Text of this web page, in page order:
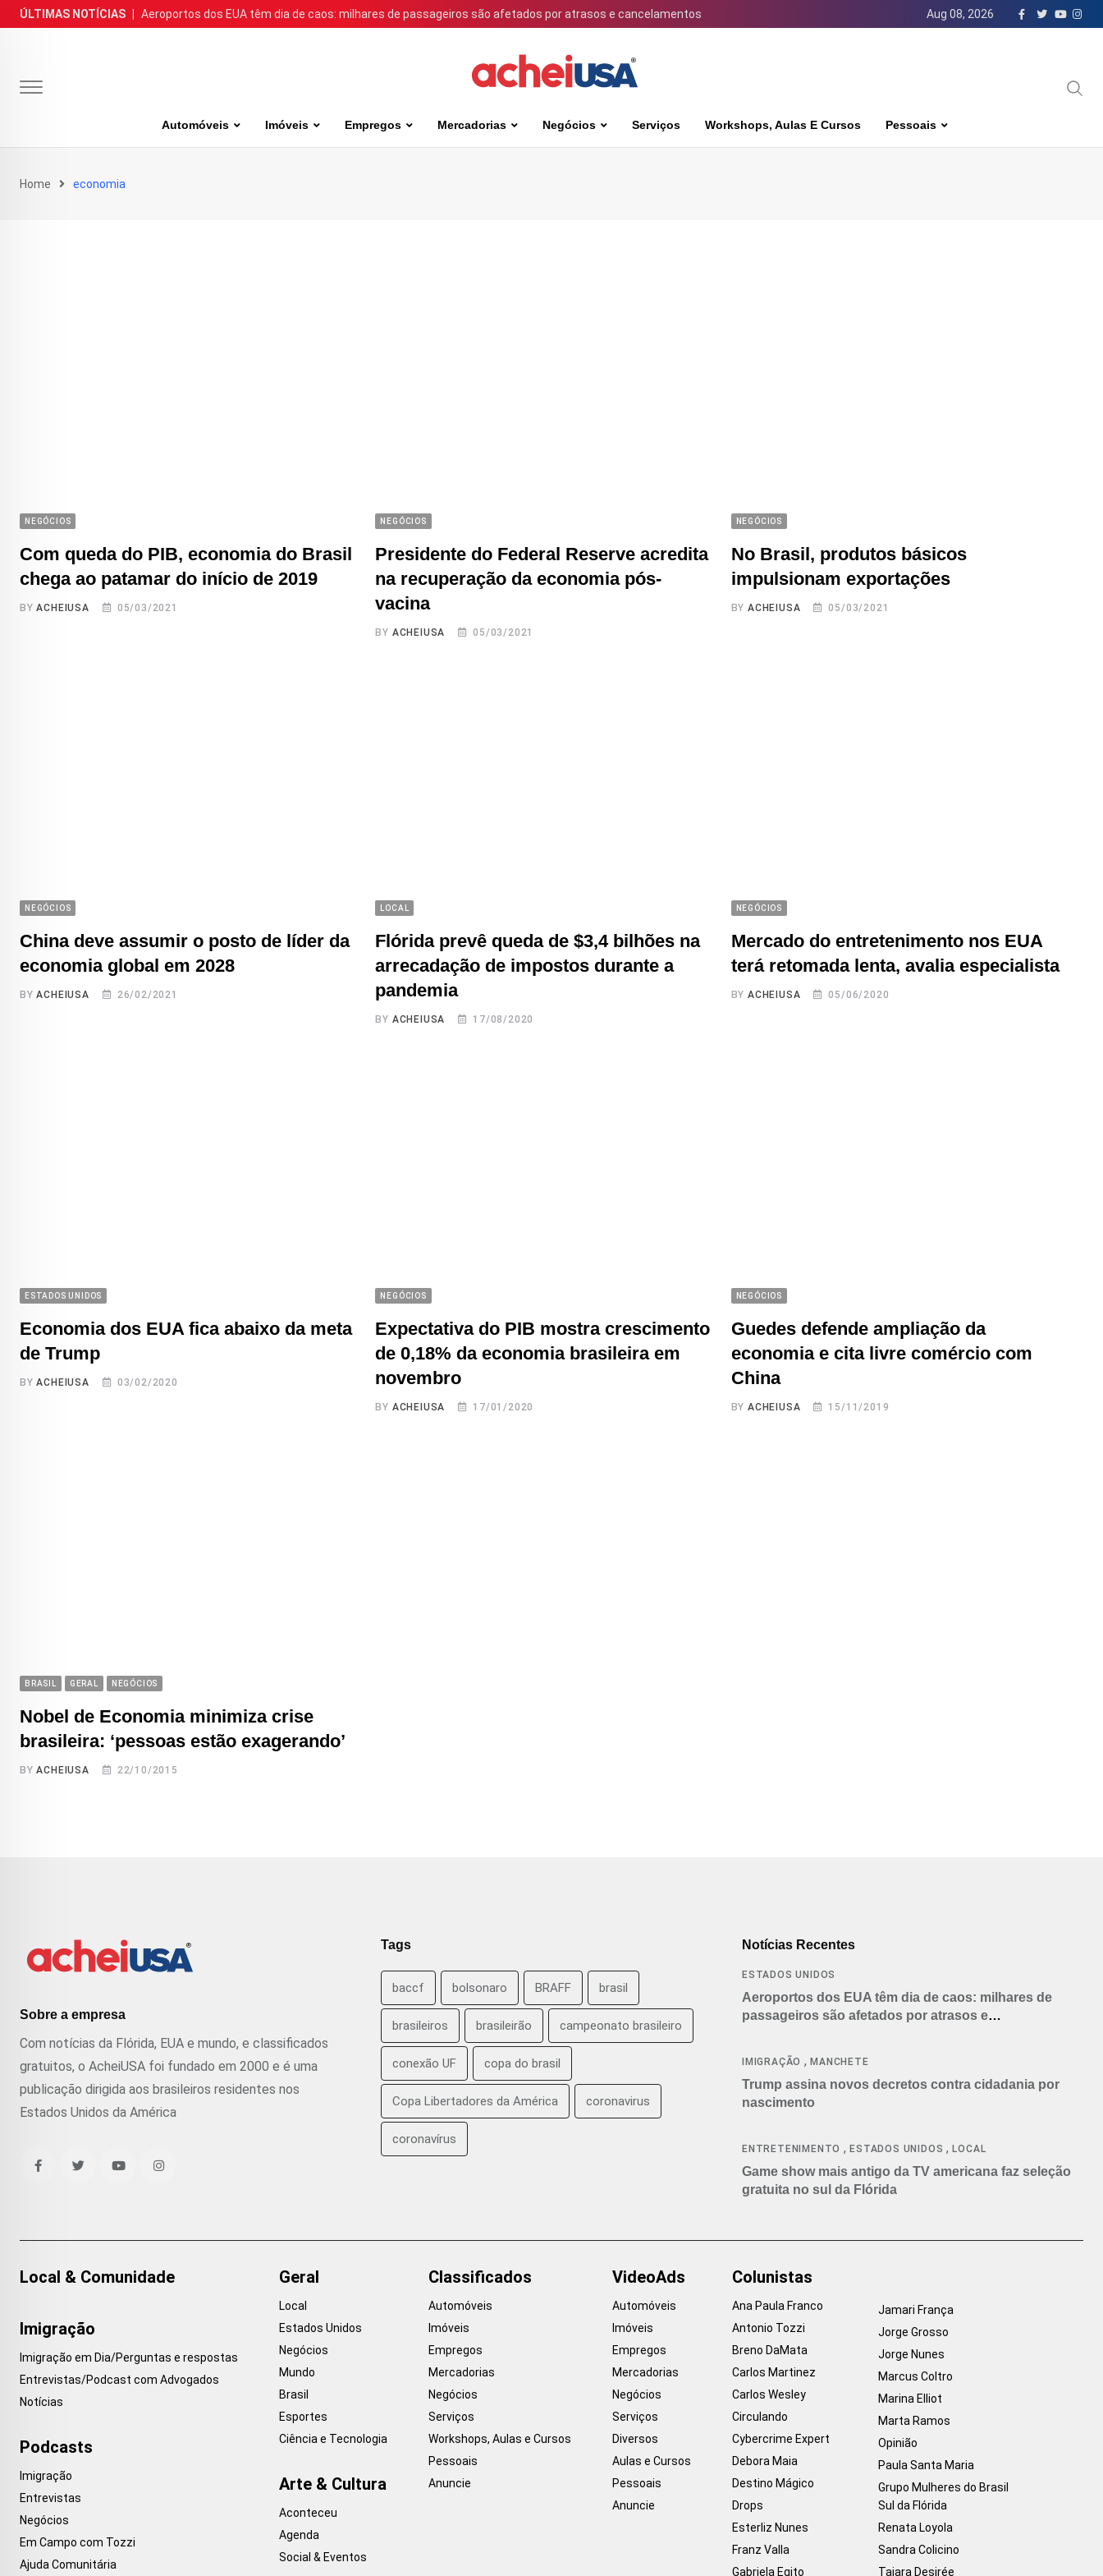
Skip
to
ÚLTIMAS NOTÍCIAS Aeroportos dos EUA têm dia de caos: milhares de passageiros são afetados por atrasos e cancelamentos Aug 08, 2026
Automóveis Imóveis Empregos Mercadorias Negócios Serviços Workshops, Aulas E Cursos Pessoais
Home economia
NEGÓCIOS
Com queda do PIB, economia do Brasil
chega ao patamar do início de 2019
BYACHEIUSA 05/03/2021
NEGÓCIOS
Presidente do Federal Reserve acredita
na recuperação da economia pós-
vacina
BY ACHEIUSA 05/03/2021
NEGÓCIOS
No Brasil, produtos básicos
impulsionam exportações
BYACHEIUSA 05/03/2021
NEGÓCIOS
China deve assumir o posto de líder da
economia global em 2028
BYACHEIUSA 26/02/2021
LOCAL
Flórida prevê queda de $3,4 bilhões na
arrecadação de impostos durante a
pandemia
BY ACHEIUSA 17/08/2020
NEGÓCIOS
Mercado do entretenimento nos EUA
terá retomada lenta, avalia especialista
BYACHEIUSA 05/06/2020
ESTADOS UNIDOS
Economia dos EUA fica abaixo da meta
de Trump
BYACHEIUSA 03/02/2020
NEGÓCIOS
Expectativa do PIB mostra crescimento
de 0,18% da economia brasileira em
novembro
BY ACHEIUSA 17/01/2020
NEGÓCIOS
Guedes defende ampliação da
economia e cita livre comércio com
China
BYACHEIUSA 15/11/2019
BRASIL GERAL NEGÓCIOS
Nobel de Economia minimiza crise
brasileira: ‘pessoas estão exagerando’
BYACHEIUSA 22/10/2015
Sobre a empresa
Com notícias da Flórida, EUA e mundo, e classificados
gratuitos, o AcheiUSA foi fundado em 2000 e é uma
publicação dirigida aos brasileiros residentes nos
Estados Unidos da América
Tags
baccf bolsonaro BRAFF brasil
brasileiros brasileirão campeonato brasileiro
conexão UF copa do brasil
Copa Libertadores da América coronavirus
coronavírus
Notícias Recentes
ESTADOS UNIDOS
Aeroportos dos EUA têm dia de caos: milhares de
passageiros são afetados por atrasos e
IMIGRAÇÃO ,MANCHETE
Trump assina novos decretos contra cidadania por
nascimento
ENTRETENIMENTO ,ESTADOS UNIDOS ,LOCAL
Game show mais antigo da TV americana faz seleção
gratuita no sul da Flórida
Local & Comunidade
Imigração
Imigração em Dia/Perguntas e respostas
Entrevistas/Podcast com Advogados
Notícias
Podcasts
Imigração
Entrevistas
Negócios
Em Campo com Tozzi
Ajuda Comunitária
Geral
Local
Estados Unidos
Negócios
Mundo
Brasil
Esportes
Ciência e Tecnologia
Arte & Cultura
Aconteceu
Agenda
Social & Eventos
Classificados
Automóveis
Imóveis
Empregos
Mercadorias
Negócios
Serviços
Workshops, Aulas e Cursos
Pessoais
Anuncie
VideoAds
Automóveis
Imóveis
Empregos
Mercadorias
Negócios
Serviços
Diversos
Aulas e Cursos
Pessoais
Anuncie
Colunistas
Ana Paula Franco
Antonio Tozzi
Breno DaMata
Carlos Martinez
Carlos Wesley
Circulando
Cybercrime Expert
Debora Maia
Destino Mágico
Drops
Esterliz Nunes
Franz Valla
Gabriela Egito
Jamari França
Jorge Grosso
Jorge Nunes
Marcus Coltro
Marina Elliot
Marta Ramos
Opinião
Paula Santa Maria
Grupo Mulheres do Brasil
Sul da Flórida
Renata Loyola
Sandra Colicino
Taiara Desirée